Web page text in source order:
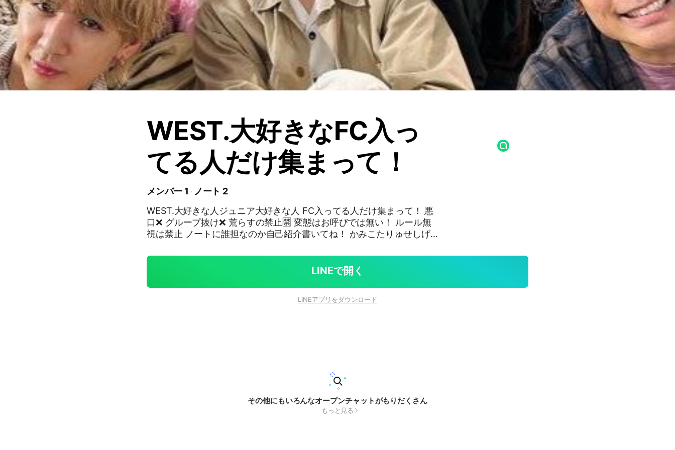
WEST.大好きなFC入っ
てる人だけ集まって！
メンバー 1
ノート 2
WEST.大好きな人ジュニア大好きな人 FC入ってる人だけ集まって！ 悪
口❌ グループ抜け❌ 荒らすの禁止🈲 変態はお呼びでは無い！ ルール無
視は禁止 ノートに誰担なのか自己紹介書いてね！ かみこたりゅせしげ
ね！ ジャス民さん以外は このグループには入れません！ ツアー写真場
所共有あり！ ルール守れるなら後は自由！LINEで開く
LINEアプリをダウンロード
その他にもいろんなオープンチャットがもりだくさん
もっと見る